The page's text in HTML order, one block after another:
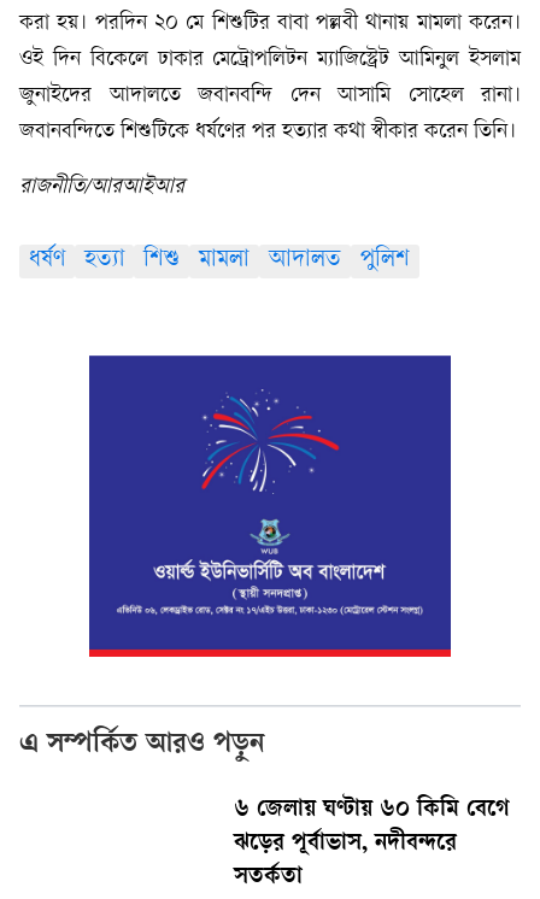
করা হয়। পরদিন ২০ মে শিশুটির বাবা পল্লবী থানায় মামলা করেন।
ওই দিন বিকেলে ঢাকার মেট্রোপলিটন ম্যাজিস্ট্রেট আমিনুল ইসলাম
জুনাইদের আদালতে জবানবন্দি দেন আসামি সোহেল রানা।
জবানবন্দিতে শিশুটিকে ধর্ষণের পর হত্যার কথা স্বীকার করেন তিনি।
রাজনীতি/আরআইআর
ধর্ষণ হত্যা শিশু মামলা আদালত পুলিশ
এ সম্পর্কিত আরও পড়ুন
৬ জেলায় ঘণ্টায় ৬০ কিমি বেগে
ঝড়ের পূর্বাভাস, নদীবন্দরে
সতর্কতা